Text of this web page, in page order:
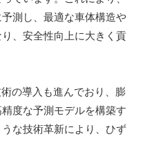
測し、最適な車体構造や
、安全性向上に大きく貢
の導入も進んでおり、膨
度な予測モデルを構築す
な技術革新により、ひず